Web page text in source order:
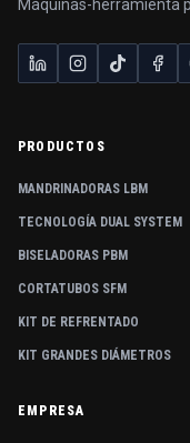
Máquinas-herramienta
PRODUCTOS
MANDRINADORAS LBM
TECNOLOGÍA DUAL SYSTEM
BISELADORAS PBM
CORTATUBOS SFM
KIT DE REFRENTADO
KIT GRANDES DIÁMETROS
EMPRESA